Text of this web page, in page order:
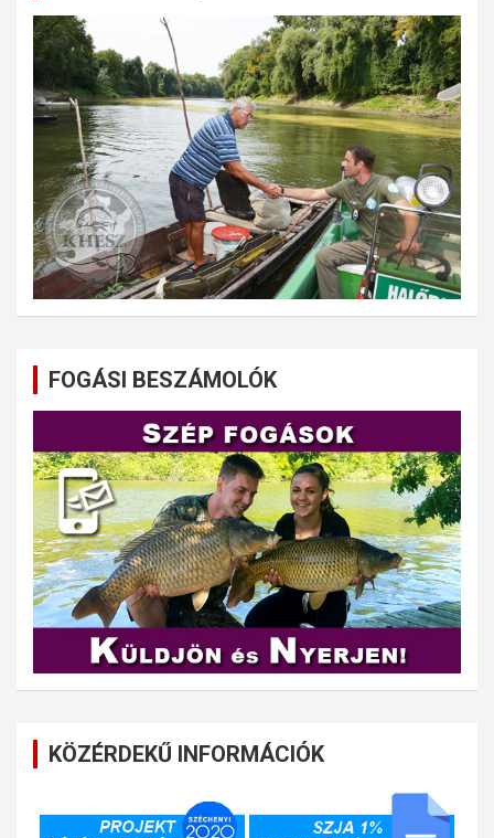
FOGÁSI BESZÁMOLÓK
KÖZÉRDEKŰ INFORMÁCIÓK